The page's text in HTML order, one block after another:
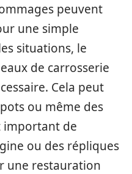
peuvent
une simple
situations, le
de carrosserie
Cela peut
ou même des
important de
ou des répliques
une restauration